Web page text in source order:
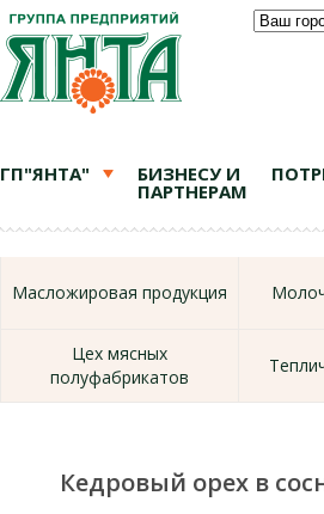
ГП"ЯНТА" БИЗНЕСУ И
ПАРТНЕРАМ
Масложировая продукция
Цех мясных
полуфабрикатов
Кедровый орех в